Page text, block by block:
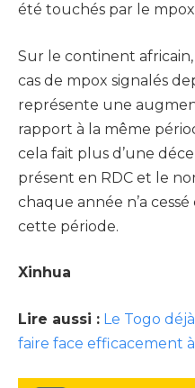
été touchés par le
Sur le continent
cas de mpox signalés
représente une
rapport à la même
cela fait plus d’une
présent en RDC et le
chaque année n’a
cette période.
Xinhua
Lire aussi : Le Togo
faire face efficacement